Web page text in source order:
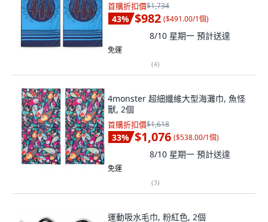
首購折扣價$1,734
43% $982 ($491.00/1個)
8/10 星期一 預計送達
免運
(4)
4monster 超細纖維大型海灘巾, 魚怪
獸, 2個
首購折扣價$1,618
33% $1,076 ($538.00/1個)
8/10 星期一 預計送達
免運
(3)
運動吸水毛巾, 粉紅色, 2個